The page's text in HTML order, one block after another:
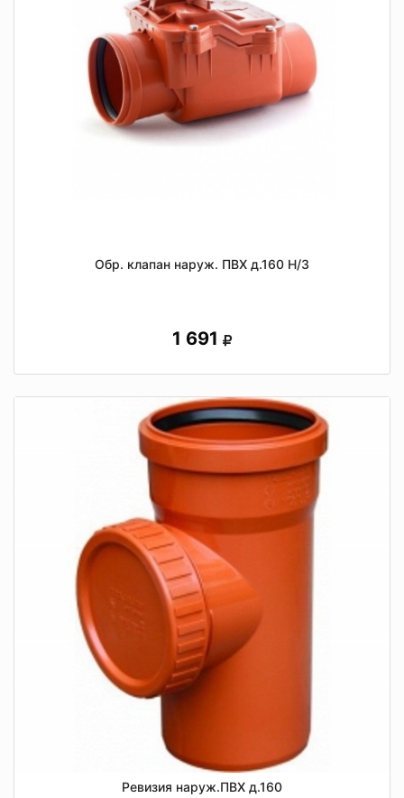
Обр. клапан наруж. ПВХ д.160 Н/З
1 691
Ревизия наруж.ПВХ д.160